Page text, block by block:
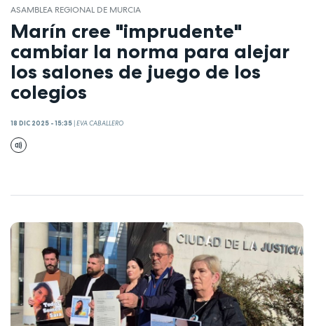
ASAMBLEA REGIONAL DE MURCIA
Marín cree "imprudente"
cambiar la norma para alejar
los salones de juego de los
colegios
18 DIC 2025 - 15:35 |EVA CABALLERO